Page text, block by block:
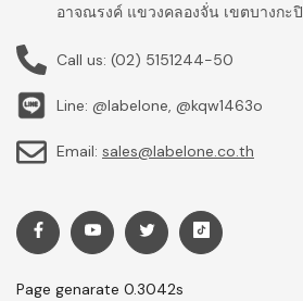
อาจณรงค์ แขวงคลองจั่น เขตบางกะ
Call us: (02) 5151244-50
Line: @labelone, @kqw1463o
Email: sales@labelone.co.th
Page genarate 0.3042s